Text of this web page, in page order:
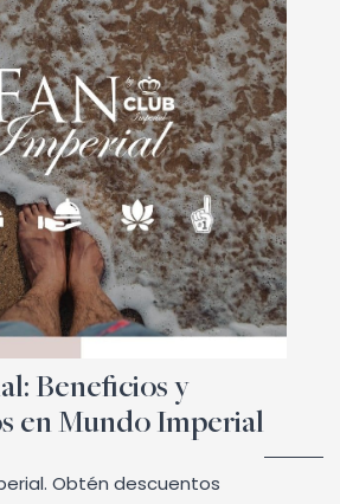
Beneficios y
en Mundo Imperial
Obtén descuentos